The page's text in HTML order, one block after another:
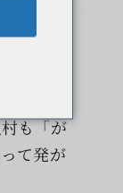
〜
地域が
製造の
も「が
て発が